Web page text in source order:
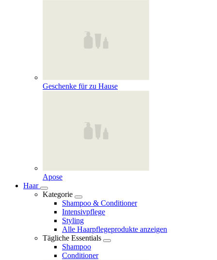
Geschenke für zu Hause
Apose
Haar
Kategorie
Shampoo & Conditioner
Intensivpflege
Styling
Alle Haarpflegeprodukte anzeigen
Tägliche Essentials
Shampoo
Conditioner